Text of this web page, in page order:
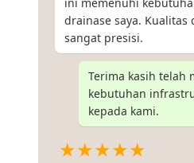
drainase saya. Kualitas
sangat presisi.
Terima kasih telah
kebutuhan
kepada kami.
★★★★★